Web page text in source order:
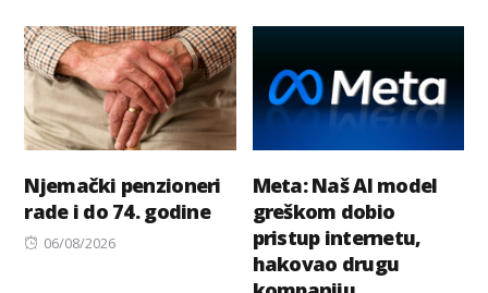
Njemački penzioneri
rade i do 74. godine
Posted
06/08/2026
Meta: Naš AI model
greškom dobio
pristup internetu,
hakovao drugu